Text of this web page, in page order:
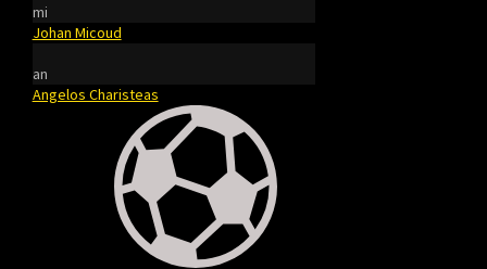
mi
Johan Micoud
an
Angelos Charisteas